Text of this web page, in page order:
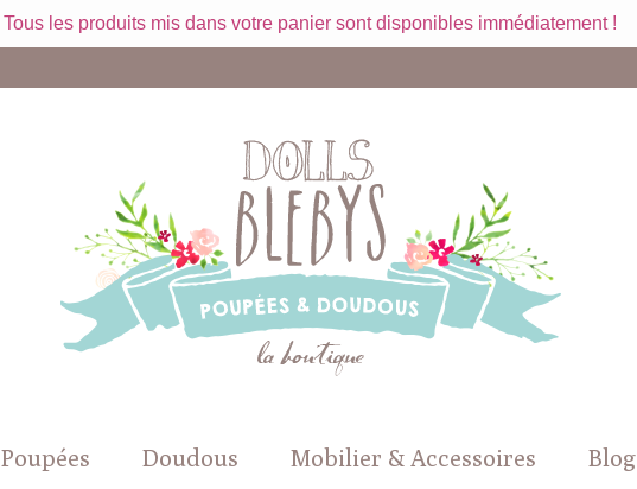
Tous les produits mis dans votre panier sont disponibles immédiatement !
Poupées Doudous Mobilier & Accessoires Blog